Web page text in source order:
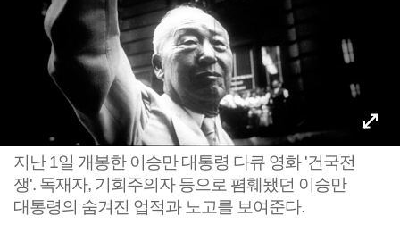
지난 1일 개봉한 이승만 대통령 다큐 영화 '건국전
쟁'. 독재자, 기회주의자 등으로 폄훼됐던 이승만
대통령의 숨겨진 업적과 노고를 보여준다.